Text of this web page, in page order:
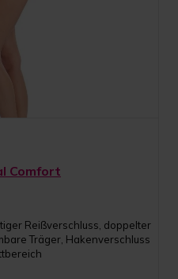
Comfort
Reißverschluss, doppelter
Träger, Hakenverschluss